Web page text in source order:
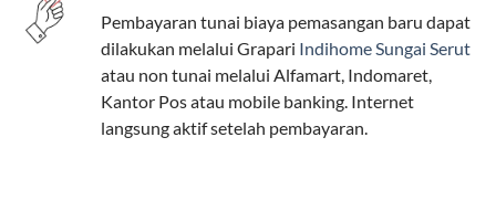
Salah satu fitur unggulan Telkomsel One adalah Paket
Kuota Keluarga. Dengan kuota hingga 30 GB, Anda
bisa membagikan internet kepada anggota keluarga
atau teman tanpa perlu khawatir kehabisan kuota.
Berikut adalah detailnya:
Pembayaran tunai biaya pemasangan baru dapat
dilakukan melalui Grapari Indihome Sungai Serut
atau non tunai melalui Alfamart, Indomaret,
Kantor Pos atau mobile banking. Internet
langsung aktif setelah pembayaran.